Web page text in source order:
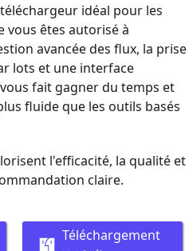
idéal pour les
vous êtes autorisé à
avancée des flux, la prise
lots et une interface
fait gagner du temps et
fluide que les outils basés
l'efficacité, la qualité et
claire.
Téléchargement